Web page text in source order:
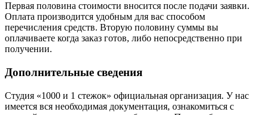
Первая половина стоимости вносится после подачи заявки.
Оплата производится удобным для вас способом
перечисления средств. Вторую половину суммы вы
оплачиваете когда заказ готов, либо непосредственно при
получении.
Дополнительные сведения
Студия «1000 и 1 стежок» официальная организация. У нас
имеется вся необходимая документация, ознакомиться с